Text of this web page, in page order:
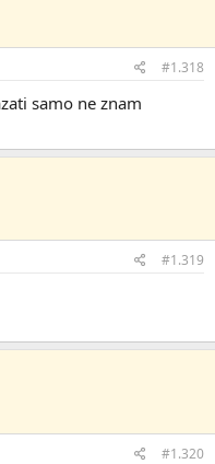
#1.318
samo ne znam
#1.319
#1.320